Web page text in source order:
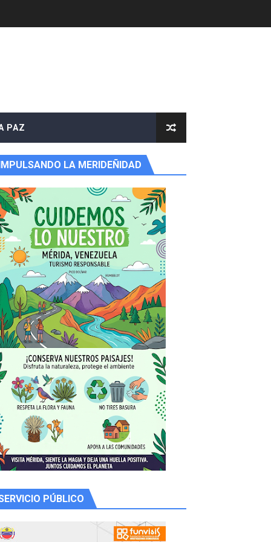
PAZ
IMPULSANDO LA MERIDEÑIDAD
PÚBLICO